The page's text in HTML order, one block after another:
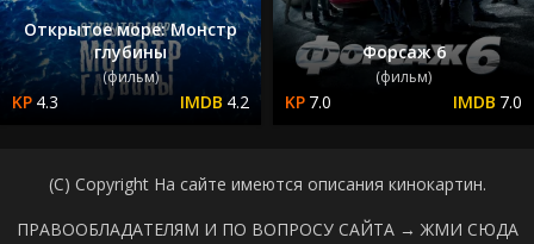
Открытое море: Монстр
глубины
(фильм)
4.3 4.2
Форсаж 6
(фильм)
7.0 7.0
(C) Copyright На сайте имеются описания кинокартин.
ПРАВООБЛАДАТЕЛЯМ И ПО ВОПРОСУ САЙТА → ЖМИ СЮДА